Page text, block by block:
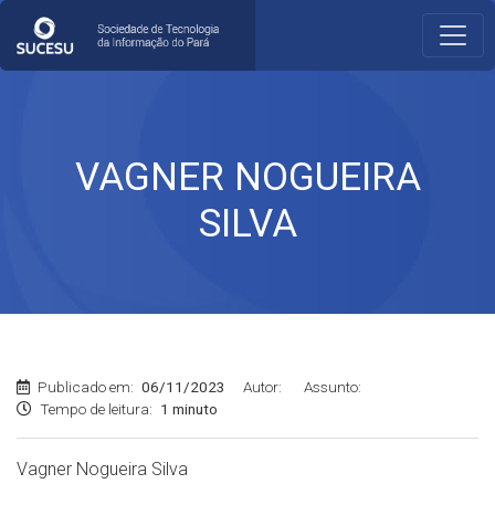
VAGNER NOGUEIRA
SILVA
Publicado em: 06/11/2023 Autor:
Assunto:
Tempo de leitura: 1 minuto
Vagner Nogueira Silva